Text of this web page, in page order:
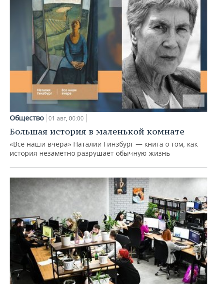
Общество 01 авг, 00:00
Большая история в маленькой комнате
«Все наши вчера» Наталии Гинзбург — книга о том, как
история незаметно разрушает обычную жизнь